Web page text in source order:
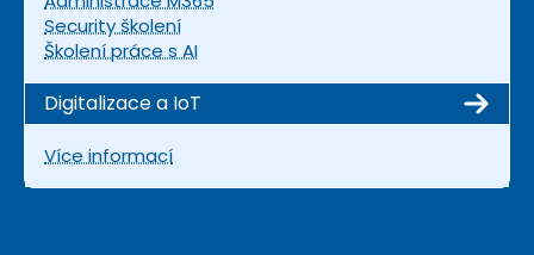
Security školení
Školení práce s AI
Digitalizace a IoT
Více informací